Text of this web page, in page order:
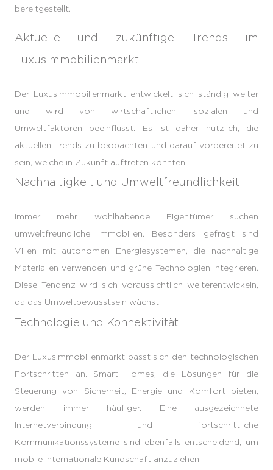
bereitgestellt.
Aktuelle und zukünftige Trends im
Luxusimmobilienmarkt
Der Luxusimmobilienmarkt entwickelt sich ständig weiter
und wird von wirtschaftlichen, sozialen und
Umweltfaktoren beeinflusst. Es ist daher nützlich, die
aktuellen Trends zu beobachten und darauf vorbereitet zu
sein, welche in Zukunft auftreten könnten.
Nachhaltigkeit und Umweltfreundlichkeit
Immer mehr wohlhabende Eigentümer suchen
umweltfreundliche Immobilien. Besonders gefragt sind
Villen mit autonomen Energiesystemen, die nachhaltige
Materialien verwenden und grüne Technologien integrieren.
Diese Tendenz wird sich voraussichtlich weiterentwickeln,
da das Umweltbewusstsein wächst.
Technologie und Konnektivität
Der Luxusimmobilienmarkt passt sich den technologischen
Fortschritten an. Smart Homes, die Lösungen für die
Steuerung von Sicherheit, Energie und Komfort bieten,
werden immer häufiger. Eine ausgezeichnete
Internetverbindung und fortschrittliche
Kommunikationssysteme sind ebenfalls entscheidend, um
mobile internationale Kundschaft anzuziehen.